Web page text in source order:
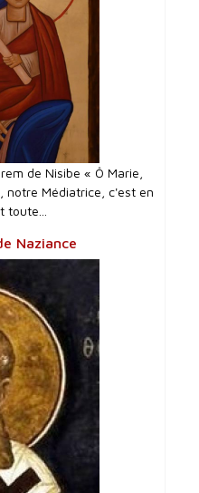
de Nisibe « Ô Marie,
notre Médiatrice, c'est en
Naziance